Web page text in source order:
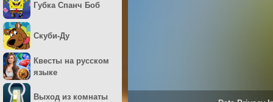
Губка Спанч Боб
Скуби-Ду
Квесты на русском
языке
Выход из комнаты